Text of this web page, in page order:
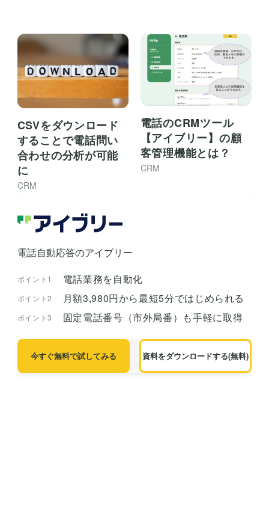
CSVをダウンロード
することで電話問い
合わせの分析が可能
に
CRM
電話のCRMツール
【アイブリー】の顧
客管理機能とは？
CRM
電話自動応答のアイブリー
ポイント1 電話業務を自動化
ポイント2 月額3,980円から最短5分ではじめられる
ポイント3 固定電話番号（市外局番）も手軽に取得
今すぐ無料で試してみる 資料をダウンロードする(無料)